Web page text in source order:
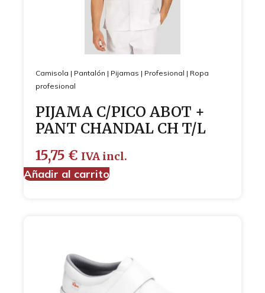
Camisola | Pantalón | Pijamas | Profesional | Ropa
profesional
PIJAMA C/PICO ABOT +
PANT CHANDAL CH T/L
15,75 € IVA incl.
Añadir al carrito